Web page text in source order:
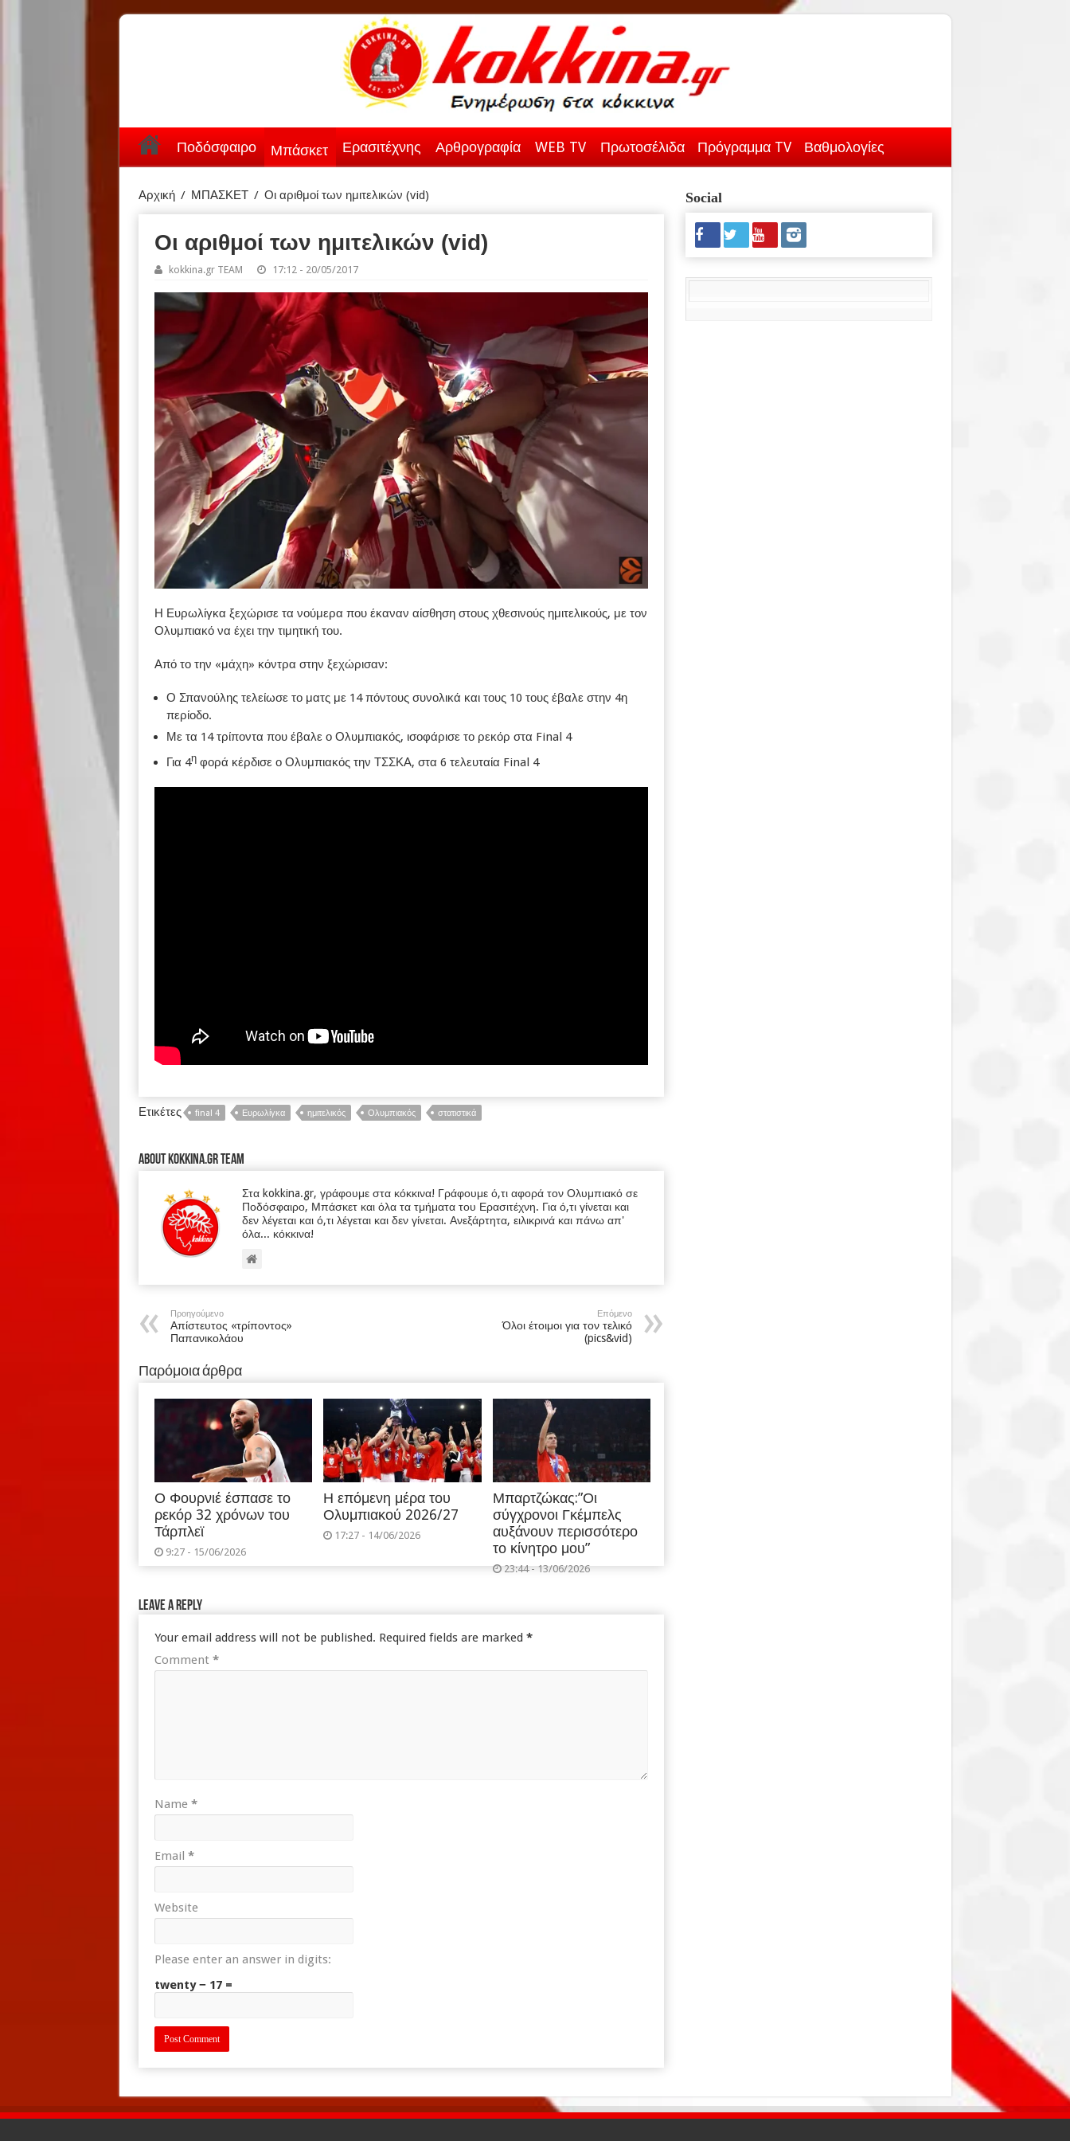
Ποδόσφαιρο Μπάσκετ Ερασιτέχνης Αρθρογραφία WEB TV Πρωτοσέλιδα Πρόγραμμα TV Βαθμολογίες
Αρχική / ΜΠΑΣΚΕΤ / Οι αριθμοί των ημιτελικών (vid)
Οι αριθμοί των ημιτελικών (vid)
kokkina.gr TEAM 17:12 - 20/05/2017
Η Ευρωλίγκα ξεχώρισε τα νούμερα που έκαναν αίσθηση στους χθεσινούς ημιτελικούς, με τον
Ολυμπιακό να έχει την τιμητική του.
Από το την «μάχη» κόντρα στην ξεχώρισαν:
Ο Σπανούλης τελείωσε το ματς με 14 πόντους συνολικά και τους 10 τους έβαλε στην 4η
περίοδο.
Με τα 14 τρίποντα που έβαλε ο Ολυμπιακός, ισοφάρισε το ρεκόρ στα Final 4
Για 4ηφορά κέρδισε ο Ολυμπιακός την ΤΣΣΚΑ, στα 6 τελευταία Final 4
Ετικέτες final 4 Ευρωλίγκα ημιτελικός Ολυμπιακός στατιστικά
About kokkina.gr TEAM
Στα kokkina.gr, γράφουμε στα κόκκινα! Γράφουμε ό,τι αφορά τον Ολυμπιακό σε
Ποδόσφαιρο, Μπάσκετ και όλα τα τμήματα του Ερασιτέχνη. Για ό,τι γίνεται και
δεν λέγεται και ό,τι λέγεται και δεν γίνεται. Ανεξάρτητα, ειλικρινά και πάνω απ'
όλα... κόκκινα!
Προηγούμενο
Απίστευτος «τρίποντος»
Παπανικολάου
Επόμενο
Όλοι έτοιμοι για τον τελικό
(pics&vid)
Παρόμοια άρθρα
Ο Φουρνιέ έσπασε το
ρεκόρ 32 χρόνων του
Τάρπλεϊ
9:27 - 15/06/2026
Η επόμενη μέρα του
Ολυμπιακού 2026/27
17:27 - 14/06/2026
Μπαρτζώκας:”Οι
σύγχρονοι Γκέμπελς
αυξάνουν περισσότερο
το κίνητρο μου”
23:44 - 13/06/2026
Leave a Reply
Your email address will not be published. Required fields are marked *
Comment *
Name *
Email *
Website
Please enter an answer in digits:
twenty − 17 =
Social